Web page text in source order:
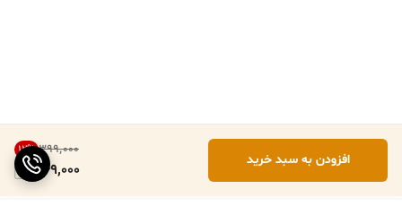
۳۹۹٬۰۰۰ 12%
349,000
افزودن به سبد خرید